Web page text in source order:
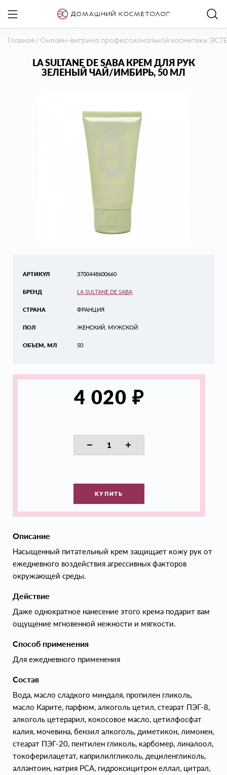
Главная / Онлайн-витрина профессиональной косметики
LA SULTANE DE SABA КРЕМ ДЛЯ РУК
ЗЕЛЕНЫЙ ЧАЙ/ИМБИРЬ, 50 МЛ
АРТИКУЛ
БРЕНД
СТРАНА
ПОЛ
ОБЪЕМ, МЛ
3700448600660
LA SULTANE DE SABA
ФРАНЦИЯ
ЖЕНСКИЙ, МУЖСКОЙ
50
4 020 ₽
КУПИТЬ
Описание
Насыщенный питательный крем защищает кожу рук от
ежедневного воздействия агрессивных факторов
окружающей среды.
Действие
Даже однократное нанесение этого крема подарит вам
ощущение мгновенной нежности и мягкости.
Способ применения
Для ежедневного применения
Состав
Вода, масло сладкого миндаля, пропилен гликоль,
масло Карите, парфюм, алкоголь цетил, стеарат ПЭГ-8,
алкоголь цетерарил, кокосовое масло, цетилфосфат
калия, мочевина, бензил алкоголь, диметикон, лимонен,
стеарат ПЭГ-20, пентилен гликоль, карбомер, линалоол,
токоферилацетат, каприлилгликоль, дециленгликоль,
аллантоин, натрия PCA, гидроксицитрон еллал, цитрал,